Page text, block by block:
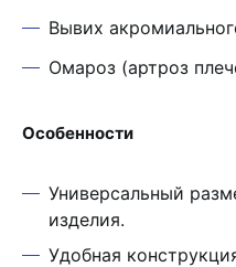
Вывих
Омароз (артроз
Особенности
Универсальный
изделия.
Удобная